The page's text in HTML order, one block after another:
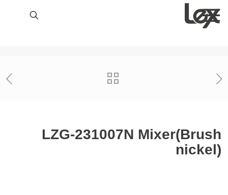
LZG-231007N Mixer(Brush
nickel)